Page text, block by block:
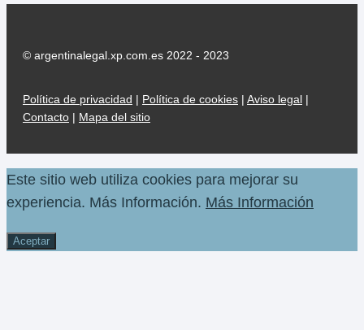
© argentinalegal.xp.com.es 2022 - 2023
Política de privacidad | Política de cookies | Aviso legal |
Contacto | Mapa del sitio
Este sitio web utiliza cookies para mejorar su
experiencia. Más Información. Más Información
Aceptar